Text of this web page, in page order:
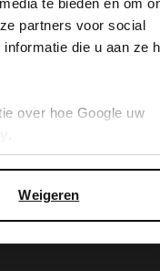
te bieden en om
partners voor social
die u aan ze
over hoe Google uw
Weigeren